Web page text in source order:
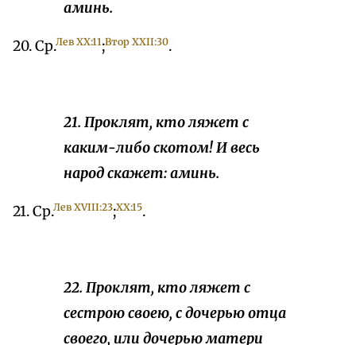
аминь.
20. Ср.Лев ХX:11;Втор XXII:30.
21. Проклят, кто ляжет с
каким-либо скотом! И весь
народ скажет: аминь.
21. Ср.Лев ХVIII:23;XX:15.
22. Проклят, кто ляжет с
сестрою своею, с дочерью отца
своего, или дочерью матери